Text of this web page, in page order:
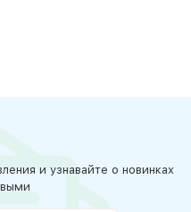
и узнавайте о новинках